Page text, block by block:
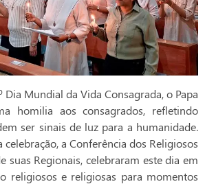
Dia Mundial da Vida Consagrada, o Papa
homilia aos consagrados, refletindo
ser sinais de luz para a humanidade.
celebração, a Conferência dos Religiosos
suas Regionais, celebraram este dia em
religiosos e religiosas para momentos